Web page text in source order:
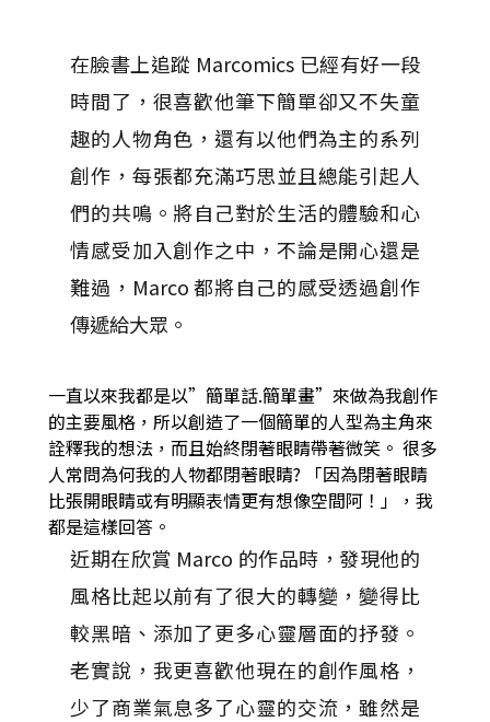
在臉書上追蹤 Marcomics 已經有好一段
時間了，很喜歡他筆下簡單卻又不失童
趣的人物角色，還有以他們為主的系列
創作，每張都充滿巧思並且總能引起人
們的共鳴。將自己對於生活的體驗和心
情感受加入創作之中，不論是開心還是
難過，Marco 都將自己的感受透過創作
傳遞給大眾。
一直以來我都是以”簡單話.簡單畫”來做為我創作
的主要風格，所以創造了一個簡單的人型為主角來
詮釋我的想法，而且始終閉著眼睛帶著微笑。 很多
人常問為何我的人物都閉著眼睛? 「因為閉著眼睛
比張開眼睛或有明顯表情更有想像空間阿！」，我
都是這樣回答。
近期在欣賞 Marco 的作品時，發現他的
風格比起以前有了很大的轉變，變得比
較黑暗、添加了更多心靈層面的抒發。
老實說，我更喜歡他現在的創作風格，
少了商業氣息多了心靈的交流，雖然是